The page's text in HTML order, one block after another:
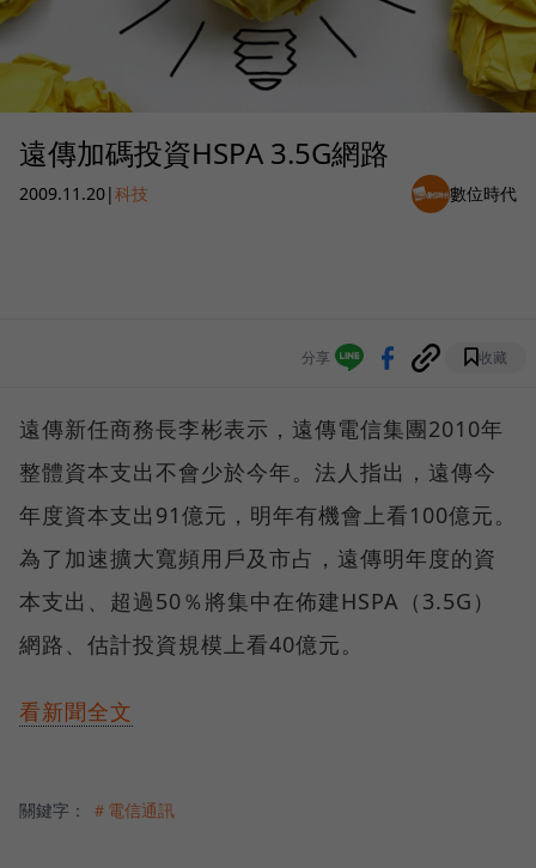
遠傳加碼投資HSPA 3.5G網路
2009.11.20|科技 數位時代
分享 收藏
遠傳新任商務長李彬表示，遠傳電信集團2010年
整體資本支出不會少於今年。法人指出，遠傳今
年度資本支出91億元，明年有機會上看100億元。
為了加速擴大寬頻用戶及市占，遠傳明年度的資
本支出、超過50％將集中在佈建HSPA（3.5G）
網路、估計投資規模上看40億元。
看新聞全文
關鍵字： ＃電信通訊